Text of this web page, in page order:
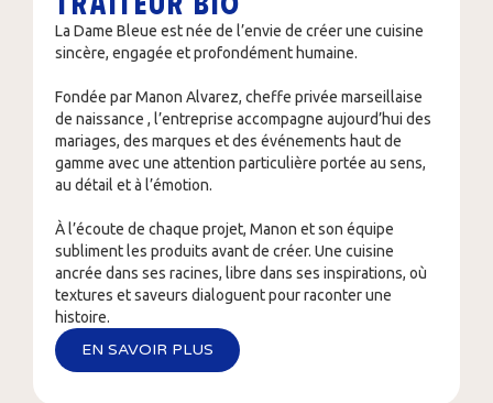
La Dame Bleue est née de l’envie de créer une cuisine
sincère, engagée et profondément humaine.
Fondée par Manon Alvarez, cheffe privée marseillaise
de naissance , l’entreprise accompagne aujourd’hui des
mariages, des marques et des événements haut de
gamme avec une attention particulière portée au sens,
au détail et à l’émotion.
À l’écoute de chaque projet, Manon et son équipe
subliment les produits avant de créer. Une cuisine
ancrée dans ses racines, libre dans ses inspirations, où
textures et saveurs dialoguent pour raconter une
histoire.
EN SAVOIR PLUS